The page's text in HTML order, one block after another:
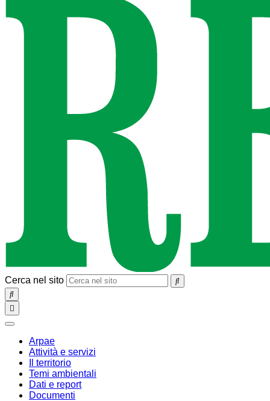
Cerca nel sito
SEARCH
Toggle
navigation
chiudi
Arpae
Attività e servizi
Il territorio
Temi ambientali
Dati e report
Documenti